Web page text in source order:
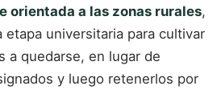
orientada a las zonas rurales,
etapa universitaria para cultivar
a quedarse, en lugar de
y luego retenerlos por